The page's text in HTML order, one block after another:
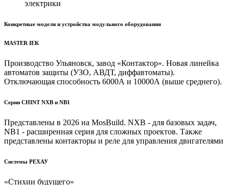
электрики
Конкретные модели и устройства модульного оборудования
MASTER IEK
Производство Ульяновск, завод «Контактор». Новая линейка
автоматов защиты (УЗО, АВДТ, диффавтоматы).
Отключающая способность 6000А и 10000А (выше среднего).
Серии CHINT NXB и NB1
Представлены в 2026 на MosBuild. NXB - для базовых задач,
NB1 - расширенная серия для сложных проектов. Также
представлены контакторы и реле для управления двигателями
Системы РЕХАУ
«Стихии будущего»